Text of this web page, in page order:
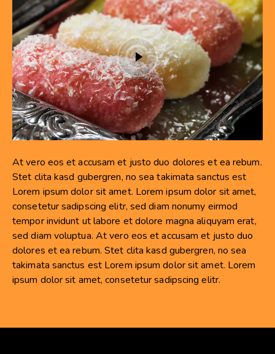
At vero eos et accusam et justo duo dolores et ea rebum.
Stet clita kasd gubergren, no sea takimata sanctus est
Lorem ipsum dolor sit amet. Lorem ipsum dolor sit amet,
consetetur sadipscing elitr, sed diam nonumy eirmod
tempor invidunt ut labore et dolore magna aliquyam erat,
sed diam voluptua. At vero eos et accusam et justo duo
dolores et ea rebum. Stet clita kasd gubergren, no sea
takimata sanctus est Lorem ipsum dolor sit amet. Lorem
ipsum dolor sit amet, consetetur sadipscing elitr.